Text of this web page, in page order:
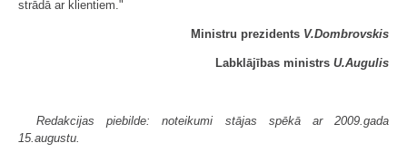
strādā ar klientiem."
Ministru prezidents V.Dombrovskis
Labklājības ministrs U.Augulis
Redakcijas piebilde: noteikumi stājas spēkā ar 2009.gada
15.augustu.